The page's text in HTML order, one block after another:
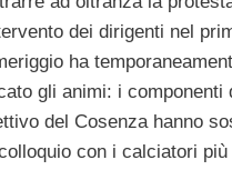
dei dirigenti nel
ha
gli animi: i componenti
del Cosenza hanno
con i calciatori più